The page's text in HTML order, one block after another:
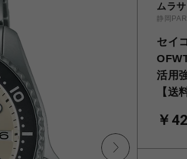
ムラ
静岡
セイ
活用
【送
￥